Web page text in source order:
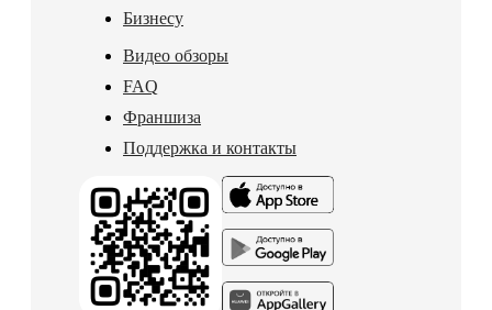
Бизнесу
Видео обзоры
FAQ
Франшиза
Поддержка и контакты